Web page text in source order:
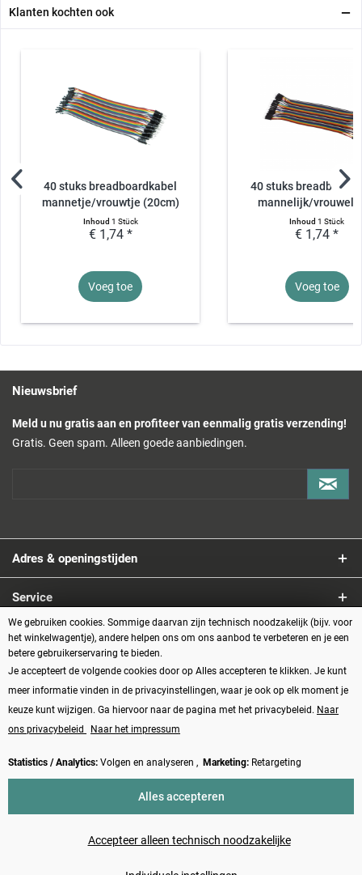
Klanten kochten ook
40 stuks breadboardkabel
mannetje/vrouwtje (20cm)
Inhoud 1 Stück
€ 1,74 *
Voeg toe
40 stuks
mannelijk/
Inhoud1 Stück
€ 1,74 *
Voeg toe
Nieuwsbrief
Meld u nu gratis aan en profiteer van eenmalig gratis verzending!
Gratis. Geen spam. Alleen goede aanbiedingen.
Adres & openingstijden
Service
Informatie
Betaalmethoden
Vertrag widerrufen
rembourskosten, tenzij anders beschreven
We gebruiken cookies. Sommige daarvan zijn technisch noodzakelijk (bijv. voor
het winkelwagentje), andere helpen ons om ons aanbod te verbeteren en je een
betere gebruikerservaring te bieden.
Je accepteert de volgende cookies door op Alles accepteren te klikken. Je kunt
meer informatie vinden in de privacyinstellingen, waar je ook op elk moment je
keuze kunt wijzigen. Ga hiervoor naar de pagina met het privacybeleid. Naar
ons privacybeleid
Naar het impressum
Statistics / Analytics: Volgen en analyseren , Marketing: Retargeting
Accepteer alleen technisch noodzakelijke
Alles accepteren